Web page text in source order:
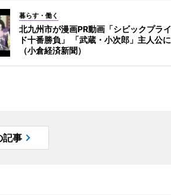
暮らす・働く
北九州市が漫画PR動画「シビックプライ
ド十番勝負」 「武蔵・小次郎」主人公に
（小倉経済新聞）
記事